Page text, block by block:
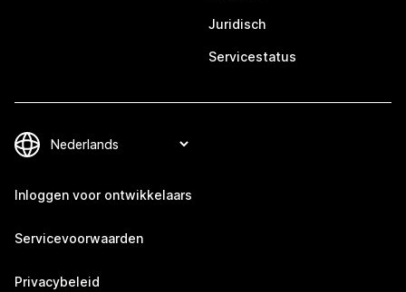
Juridisch
Servicestatus
Inloggen voor ontwikkelaars
Servicevoorwaarden
Privacybeleid